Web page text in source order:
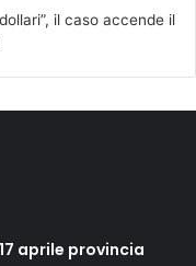
il caso accende il
aprile provincia